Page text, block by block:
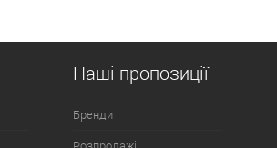
Наші пропозиції
Бренди